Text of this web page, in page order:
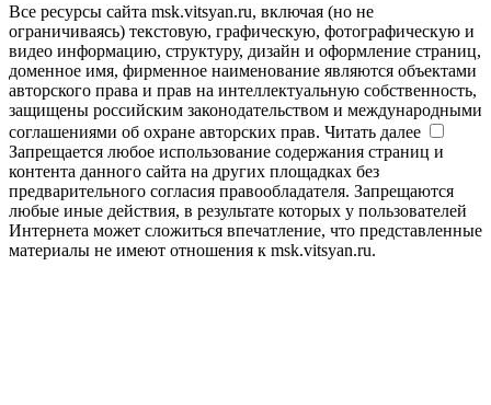
Все ресурсы сайта msk.vitsyan.ru, включая (но не
ограничиваясь) текстовую, графическую, фотографическую и
видео информацию, структуру, дизайн и оформление страниц,
доменное имя, фирменное наименование являются объектами
авторского права и прав на интеллектуальную собственность,
защищены российским законодательством и международными
соглашениями об охране авторских прав. Читать далее
Запрещается любое использование содержания страниц и
контента данного сайта на других площадках без
предварительного согласия правообладателя. Запрещаются
любые иные действия, в результате которых у пользователей
Интернета может сложиться впечатление, что представленные
материалы не имеют отношения к msk.vitsyan.ru.